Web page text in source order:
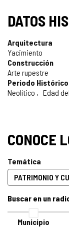
DATOS
Arquitectura
Yacimiento
Construcción
Arte rupestre
Periodo Histórico
Neolítico
Edad
CONOCE
Temática
Buscar en un
Municipio